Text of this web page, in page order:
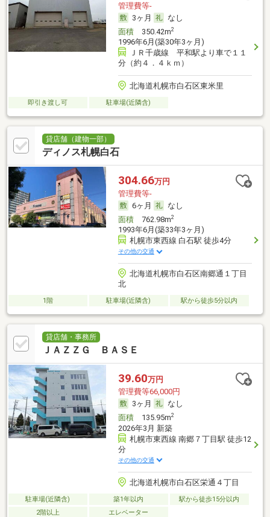
管理費等-
3ヶ月
なし
面積350.42m2
1996年6月(築30年3ヶ月)
ＪＲ千歳線 平和駅より車で１１
分（約４．４ｋｍ）
北海道札幌市白石区東米里
即引き渡し可 駐車場(近隣含)
貸店舗（建物一部）
ディノス札幌白石
304.66万円
管理費等-
6ヶ月
なし
面積762.98m2
1993年6月(築33年3ヶ月)
札幌市東西線 白石駅 徒歩4分
その他の交通
北海道札幌市白石区南郷通１丁目
北
1階 駐車場(近隣含) 駅から徒歩5分以内
貸店舗・事務所
ＪＡＺＺＧ ＢＡＳＥ
39.60万円
管理費等66,000円
3ヶ月
なし
面積135.95m2
2026年3月 新築
札幌市東西線 南郷７丁目駅 徒歩12
分
その他の交通
北海道札幌市白石区栄通４丁目
駐車場(近隣含) 築1年以内
駅から徒歩15分以内
2階以上
エレベーター